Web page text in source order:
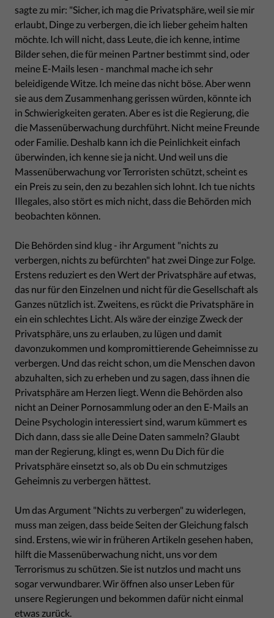
sagte zu mir: "Sicher, ich mag die Privatsphäre, weil sie mir
erlaubt, Dinge zu verbergen, die ich lieber geheim halten
möchte. Ich will nicht, dass Leute, die ich kenne, intime
Bilder sehen, die für meinen Partner bestimmt sind, oder
meine E-Mails lesen - manchmal mache ich sehr
beleidigende Witze. Ich meine das nicht böse. Aber wenn
sie aus dem Zusammenhang gerissen würden, könnte ich
in Schwierigkeiten geraten. Aber es ist die Regierung, die
die Massenüberwachung durchführt. Nicht meine Freunde
oder Familie. Deshalb kann ich die Peinlichkeit einfach
überwinden, ich kenne sie ja nicht. Und weil uns die
Massenüberwachung vor Terroristen schützt, scheint es
ein Preis zu sein, den zu bezahlen sich lohnt. Ich tue nichts
Illegales, also stört es mich nicht, dass die Behörden mich
beobachten können.
Die Behörden sind klug - ihr Argument "nichts zu
verbergen, nichts zu befürchten" hat zwei Dinge zur Folge.
Erstens reduziert es den Wert der Privatsphäre auf etwas,
das nur für den Einzelnen und nicht für die Gesellschaft als
Ganzes nützlich ist. Zweitens, es rückt die Privatsphäre in
ein ein schlechtes Licht. Als wäre der einzige Zweck der
Privatsphäre, uns zu erlauben, zu lügen und damit
davonzukommen und kompromittierende Geheimnisse zu
verbergen. Und das reicht schon, um die Menschen davon
abzuhalten, sich zu erheben und zu sagen, dass ihnen die
Privatsphäre am Herzen liegt. Wenn die Behörden also
nicht an Deiner Pornosammlung oder an den E-Mails an
Deine Psychologin interessiert sind, warum kümmert es
Dich dann, dass sie alle Deine Daten sammeln? Glaubt
man der Regierung, klingt es, wenn Du Dich für die
Privatsphäre einsetzt so, als ob Du ein schmutziges
Geheimnis zu verbergen hättest.
Um das Argument "Nichts zu verbergen" zu widerlegen,
muss man zeigen, dass beide Seiten der Gleichung falsch
sind. Erstens, wie wir in früheren Artikeln gesehen haben,
hilft die Massenüberwachung nicht, uns vor dem
Terrorismus zu schützen. Sie ist nutzlos und macht uns
sogar verwundbarer. Wir öffnen also unser Leben für
unsere Regierungen und bekommen dafür nicht einmal
etwas zurück.